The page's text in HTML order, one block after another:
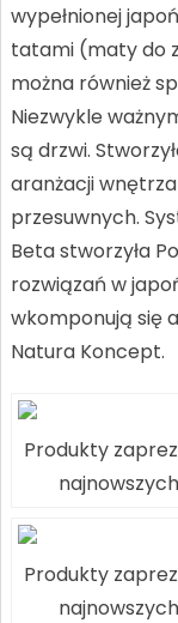
wypełnionej
tatami (maty do
można również
Niezwykle
są drzwi.
aranżacji
przesuwnych.
Beta stworzyła
rozwiązań w
wkomponują się
Natura Koncept.
Produkty
Produkty